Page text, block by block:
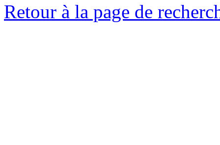
Retour à la page de